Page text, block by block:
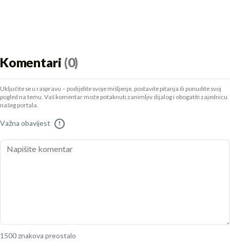
Komentari (0)
Uključite se u raspravu – podijelite svoje mišljenje, postavite pitanja ili ponudite svoj
pogled na temu. Vaš komentar može potaknuti zanimljiv dijalog i obogatiti zajednicu
našeg portala.
Važna obavijest !
1500 znakova preostalo